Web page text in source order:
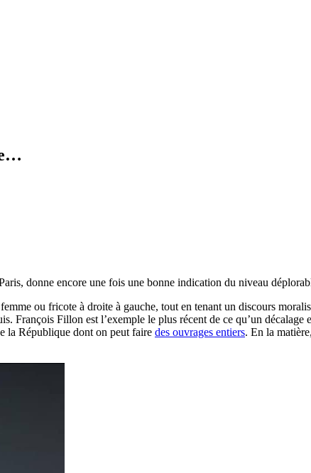
donne encore une fois une bonne indication du niveau
ou fricote à droite à gauche, tout en tenant un discours
François Fillon est l’exemple le plus récent de ce qu’un décalage
la République dont on peut faire des ouvrages entiers. En la